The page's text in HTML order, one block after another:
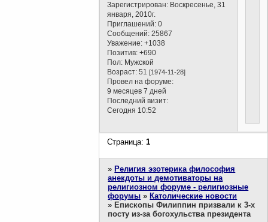
Зарегистрирован: Воскресенье, 31
января, 2010г.
Приглашений: 0
Сообщений: 25867
Уважение: +1038
Позитив: +690
Пол: Мужской
Возраст: 51[1974-11-28]
Провел на форуме:
9 месяцев 7 дней
Последний визит:
Сегодня 10:52
Страница:1
» Религия эзотерика философия
анекдоты и демотиваторы на
религиозном форуме - религиозные
форумы » Католические новости
» Епископы Филиппин призвали к 3-х
посту из-за богохульства президента